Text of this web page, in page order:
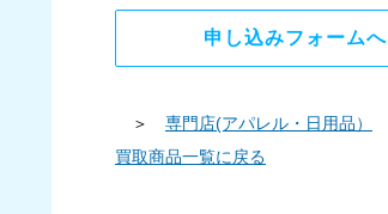
申し込みフォームへ
＞ 専門店(アパレル・日用品）
買取商品一覧に戻る